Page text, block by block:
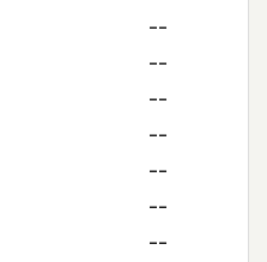
--
--
--
--
--
--
--